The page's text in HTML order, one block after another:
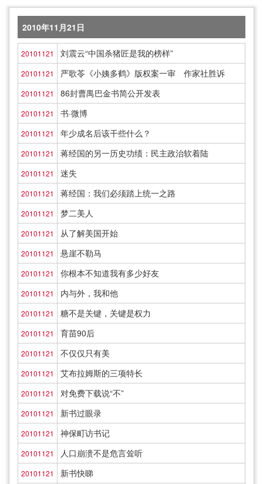
2010年11月21日
20101121 刘震云“中国杀猪匠是我的榜样”
20101121 严歌苓《小姨多鹤》版权案一审 作家社胜诉
20101121 86封曹禺巴金书简公开发表
20101121 书·微博
20101121 年少成名后该干些什么？
20101121 蒋经国的另一历史功绩：民主政治软着陆
20101121 迷失
20101121 蒋经国：我们必须踏上统一之路
20101121 梦二美人
20101121 从了解美国开始
20101121 悬崖不勒马
20101121 你根本不知道我有多少好友
20101121 内与外，我和他
20101121 糖不是关键，关键是权力
20101121 育苗90后
20101121 不仅仅只有美
20101121 艾布拉姆斯的三项特长
20101121 对免费下载说“不”
20101121 新书过眼录
20101121 神保町访书记
20101121 人口崩溃不是危言耸听
20101121 新书快睇